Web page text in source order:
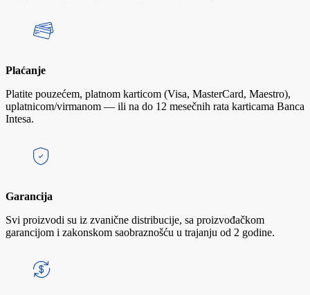
Plaćanje
Platite pouzećem, platnom karticom (Visa, MasterCard, Maestro),
uplatnicom/virmanom — ili na do 12 mesečnih rata karticama Banca
Intesa.
Garancija
Svi proizvodi su iz zvanične distribucije, sa proizvođačkom
garancijom i zakonskom saobraznošću u trajanju od 2 godine.